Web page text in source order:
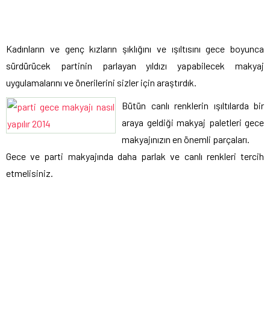
Kadınların ve genç kızların şıklığını ve ışıltısını gece boyunca
sürdürücek partinin parlayan yıldızı yapabilecek makyaj
uygulamalarını ve önerilerini sizler için araştırdık.
Bütün canlı renklerin ışıltılarda bir
araya geldiği makyaj paletleri gece
makyajınızın en önemli parçaları.
Gece ve parti makyajında daha parlak ve canlı renkleri tercih
etmelisiniz.